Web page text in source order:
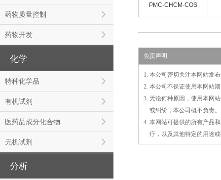
药物质量控制
药物开发
化学
特种化学品
有机试剂
医药品成分化合物
无机试剂
分析
PMC-CHCM-COS
免责声明
1. 本公司密切关注本网站发
2. 本公司不保证使用本网站
3. 无论何种原因，使用本网
或纠纷，本公司概不负责。
4. 本网站可提供的所有产品
疗，以及其他特定的用途